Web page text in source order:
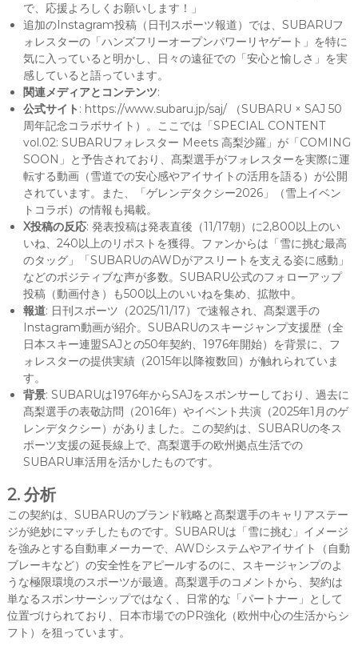
で、応援よろしくお願いします！」
追加のInstagram投稿（日刊スポーツ報道）では、SUBARUフ
ォレスターの「ハンズフリーオープンパワーリヤゲート」を特に
気に入っていると明かし、日々の遠征での「安心と愉しさ」を実
感していると語っています。
関連メディアとコンテンツ:
公式サイト : https://www.subaru.jp/saj/ （SUBARU × SAJ 50
周年記念コラボサイト）。ここでは「SPECIAL CONTENT
vol.02: SUBARUフォレスター Meets 高梨沙羅」が「COMING
SOON」と予告されており、髙梨選手がフォレスターを実際に運
転する動画（雪道での安心感やアイサイトの活用を語る）が公開
されています。また、「ゲレンデタクシー2026」（雪上イベン
トコラボ）の情報も掲載。
X投稿の反応: 発表投稿は発表直後（11/17朝）に2,800以上のい
いね、240以上のリポストを獲得。ファンからは「雪に挑む最高
のタッグ」「SUBARUのAWDがアスリートを支える姿に感動」
などのポジティブな声が多数。SUBARU公式のフォローアップ
投稿（動画付き）も500以上のいいねを集め、拡散中。
報道: 日刊スポーツ（2025/11/17）で速報され、髙梨選手の
Instagram動画が紹介。SUBARUのスキージャンプ支援歴（全
日本スキー連盟SAJとの50年契約、1976年開始）を背景に、フ
ォレスターの提供実績（2015年以降複数回）が触れられていま
す。
背景: SUBARUは1976年からSAJをスポンサーしており、過去に
髙梨選手の表敬訪問（2016年）やイベント共演（2025年1月のゲ
レンデタクシー）がありました。この契約は、SUBARUの冬ス
ポーツ支援の延長線上で、髙梨選手の欧州拠点生活での
SUBARU車活用を活かしたものです。
2. 分析
この契約は、SUBARUのブランド戦略と髙梨選手のキャリアステー
ジが絶妙にマッチしたものです。SUBARUは「雪に挑む」イメージ
を強みとする自動車メーカーで、AWDシステムやアイサイト（自動
ブレーキなど）の安全性をアピールするのに、スキージャンプのよ
うな極限環境のスポーツが最適。髙梨選手のコメントから、契約は
単なるスポンサーシップではなく、日常的な「パートナー」として
位置づけられており、日本市場でのPR強化（欧州中心の生活からシ
フト）を狙っています。